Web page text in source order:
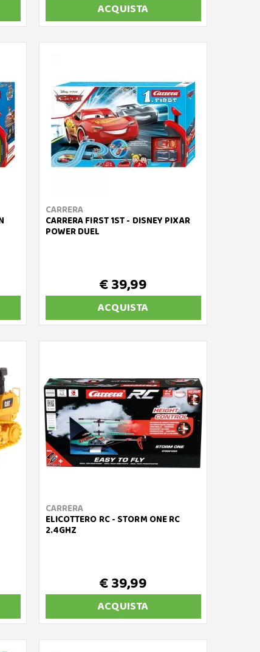
ACQUISTA
CARRERA
CARRERA FIRST 1ST - DISNEY PIXAR
POWER DUEL
€ 39,99
ACQUISTA
CARRERA
ELICOTTERO RC - STORM ONE RC
2.4GHZ
€ 39,99
ACQUISTA